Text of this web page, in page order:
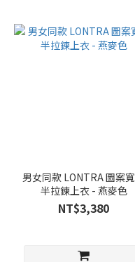
(44)
XL(105)
XXXL(115)
(14)
XS(85)
男女同款 LONTRA 圖案
半拉鍊上衣 - 燕麥色
NT$3,380